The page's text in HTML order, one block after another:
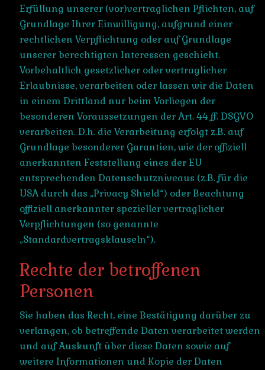
Erfüllung unserer (vor)vertraglichen Pflichten, auf
Grundlage Ihrer Einwilligung, aufgrund einer
rechtlichen Verpflichtung oder auf Grundlage
unserer berechtigten Interessen geschieht.
Vorbehaltlich gesetzlicher oder vertraglicher
Erlaubnisse, verarbeiten oder lassen wir die Daten
in einem Drittland nur beim Vorliegen der
besonderen Voraussetzungen der Art. 44 ff. DSGVO
verarbeiten. D.h. die Verarbeitung erfolgt z.B. auf
Grundlage besonderer Garantien, wie der offiziell
anerkannten Feststellung eines der EU
entsprechenden Datenschutzniveaus (z.B. für die
USA durch das „Privacy Shield“) oder Beachtung
offiziell anerkannter spezieller vertraglicher
Verpflichtungen (so genannte
„Standardvertragsklauseln“).
Rechte der betroffenen
Personen
Sie haben das Recht, eine Bestätigung darüber zu
verlangen, ob betreffende Daten verarbeitet werden
und auf Auskunft über diese Daten sowie auf
weitere Informationen und Kopie der Daten